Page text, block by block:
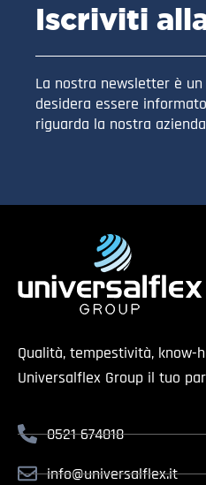
Iscriviti
La nostra newsletter è
desidera essere
riguarda la nostra
Qualità, tempestività, know-
Universalflex Group il tuo
0521 674018
info@universalflex.it